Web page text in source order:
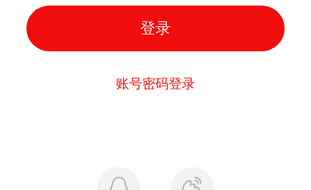
登录
账号密码登录